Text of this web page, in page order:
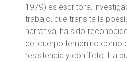
1979) es escritora,
trabajo, que transita la
narrativa, ha sido
del cuerpo femenino como
resistencia y conflicto. Ha